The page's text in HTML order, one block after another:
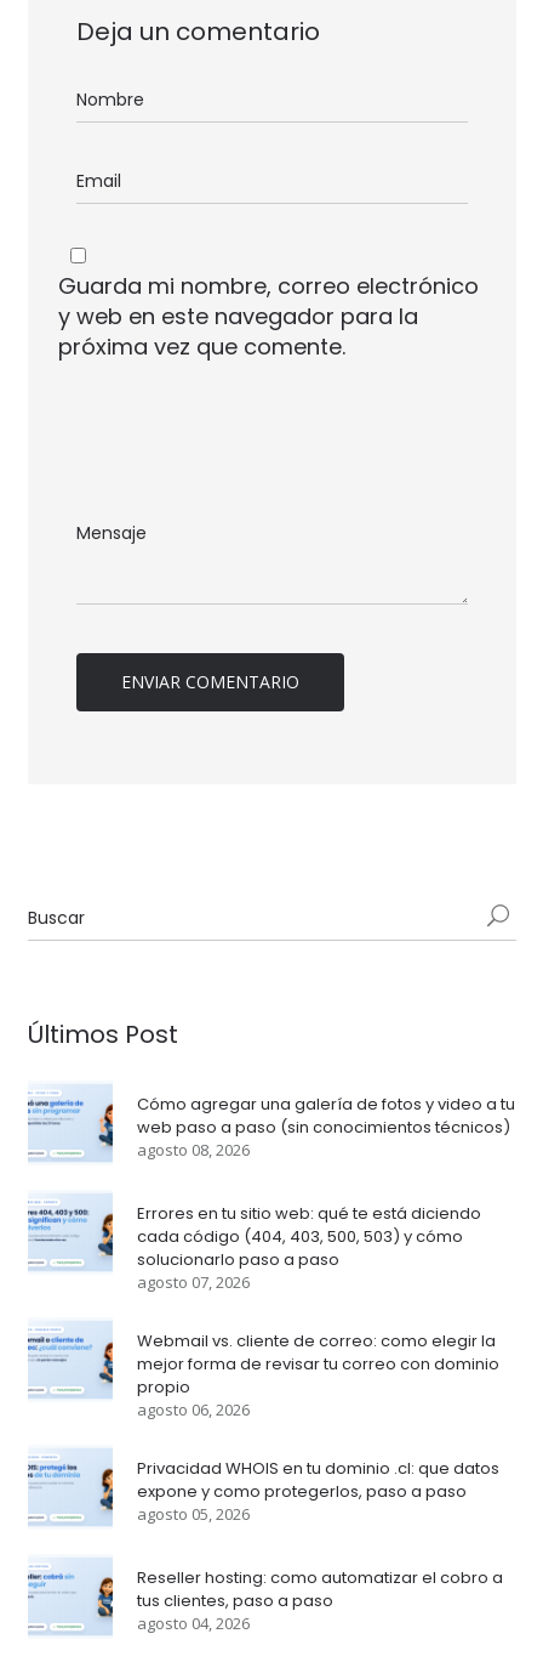
Deja un comentario
Guarda mi nombre, correo electrónico
y web en este navegador para la
próxima vez que comente.
Últimos Post
Cómo agregar una galería de fotos y video a tu
web paso a paso (sin conocimientos técnicos)
agosto 08, 2026
Errores en tu sitio web: qué te está diciendo
cada código (404, 403, 500, 503) y cómo
solucionarlo paso a paso
agosto 07, 2026
Webmail vs. cliente de correo: como elegir la
mejor forma de revisar tu correo con dominio
propio
agosto 06, 2026
Privacidad WHOIS en tu dominio .cl: que datos
expone y como protegerlos, paso a paso
agosto 05, 2026
Reseller hosting: como automatizar el cobro a
tus clientes, paso a paso
agosto 04, 2026